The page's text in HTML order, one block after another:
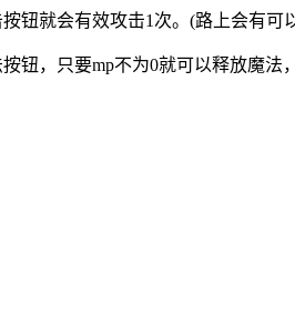
钮就会有效攻击1次。(路上会有可
钮，只要mp不为0就可以释放魔法